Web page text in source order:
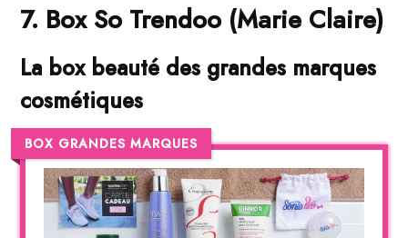
7. Box So Trendoo (Marie Claire)
La box beauté des grandes marques
cosmétiques
BOX GRANDES MARQUES